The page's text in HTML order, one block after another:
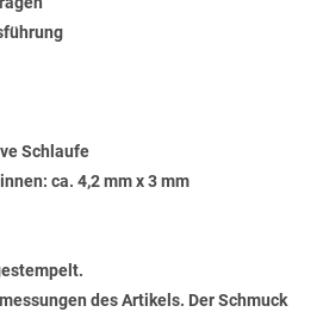
Schlaufe
ca. 4,2 mm x 3 mm
des Artikels. Der Schmuck